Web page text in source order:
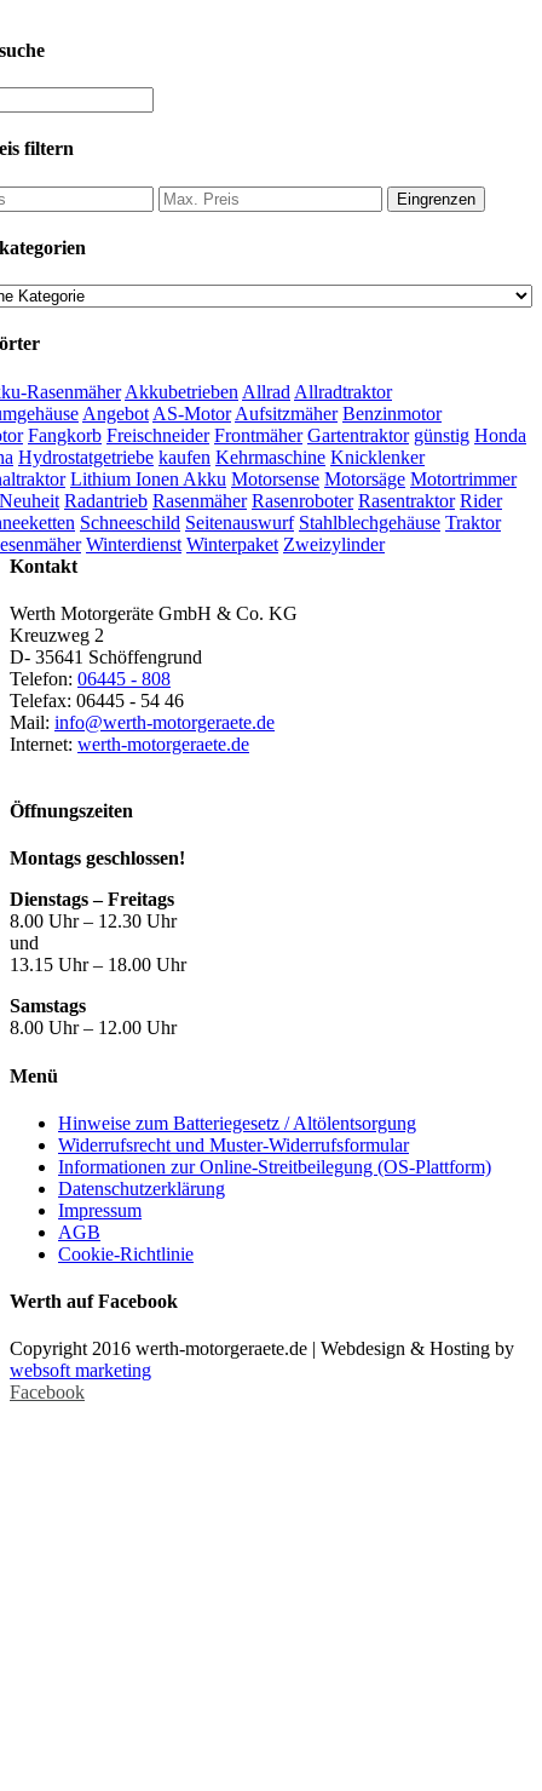
filtern
Eingrenzen
Rasenmäher Akkubetrieben Allrad Allradtraktor
Angebot AS-Motor Aufsitzmäher Benzinmotor
Fangkorb Freischneider Frontmäher Gartentraktor günstig Honda
Hydrostatgetriebe kaufen Kehrmaschine Knicklenker
Lithium Ionen Akku Motorsense Motorsäge Motortrimmer
Neuheit Radantrieb Rasenmäher Rasenroboter Rasentraktor Rider
Schneeschild Seitenauswurf Stahlblechgehäuse Traktor
Winterdienst Winterpaket Zweizylinder
Kontakt
Werth Motorgeräte GmbH & Co. KG
Kreuzweg 2
D- 35641 Schöffengrund
Telefon: 06445 - 808
Telefax: 06445 - 54 46
Mail: info@werth-motorgeraete.de
Internet: werth-motorgeraete.de
Öffnungszeiten
Montags geschlossen!
Dienstags – Freitags
8.00 Uhr – 12.30 Uhr
und
13.15 Uhr – 18.00 Uhr
Samstags
8.00 Uhr – 12.00 Uhr
Menü
Hinweise zum Batteriegesetz / Altölentsorgung
Widerrufsrecht und Muster-Widerrufsformular
Informationen zur Online-Streitbeilegung (OS-Plattform)
Datenschutzerklärung
Impressum
AGB
Cookie-Richtlinie
Werth auf Facebook
Copyright 2016 werth-motorgeraete.de | Webdesign & Hosting by
websoft marketing
Facebook